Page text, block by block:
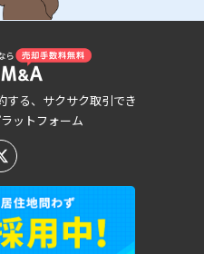
する、サクサク取引でき
ットフォーム